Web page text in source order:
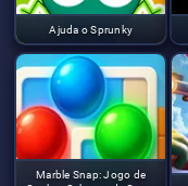
Ajuda o Sprunky
Marble Snap: Jogo de